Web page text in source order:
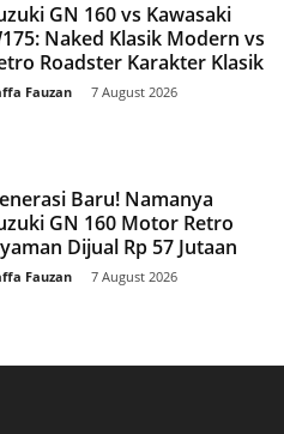
GN 160 vs Kawasaki
Naked Klasik Modern vs
Roadster Karakter Klasik
Fauzan 7 August 2026
Baru! Namanya
GN 160 Motor Retro
Dijual Rp 57 Jutaan
Fauzan 7 August 2026